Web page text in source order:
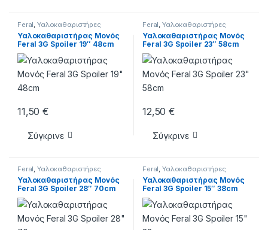
Feral,Υαλοκαθαριστήρες
Υαλοκαθαριστήρας Μονός
Feral 3G Spoiler 19″ 48cm
11,50€
Σύγκρινε
Feral,Υαλοκαθαριστήρες
Υαλοκαθαριστήρας Μονός
Feral 3G Spoiler 23″ 58cm
12,50€
Σύγκρινε
Feral,Υαλοκαθαριστήρες
Υαλοκαθαριστήρας Μονός
Feral 3G Spoiler 28″ 70cm
Feral,Υαλοκαθαριστήρες
Υαλοκαθαριστήρας Μονός
Feral 3G Spoiler 15″ 38cm